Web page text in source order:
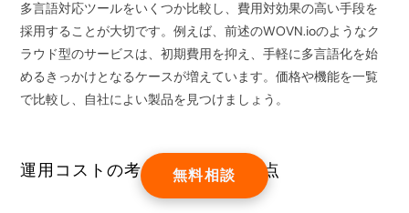
無料相談
多言語対応ツールをいくつか比較し、費用対効果の高い手段を
採用することが大切です。例えば、前述のWOVN.ioのようなク
ラウド型のサービスは、初期費用を抑え、手軽に多言語化を始
めるきっかけとなるケースが増えています。価格や機能を一覧
で比較し、自社によい製品を見つけましょう。
運用コストの考慮と長期的な視点